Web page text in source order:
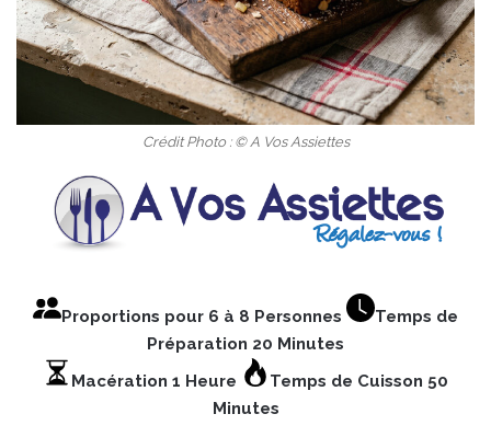
Crédit Photo : © A Vos Assiettes
Proportions pour 6 à 8 Personnes
Temps de
Préparation 20 Minutes
Macération 1 Heure
Temps de Cuisson 50
Minutes